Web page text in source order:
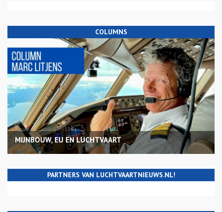
COLUMNS
MIJNBOUW, EU EN LUCHTVAART
PARTNERS VAN LUCHTVAARTNIEUWS.NL!